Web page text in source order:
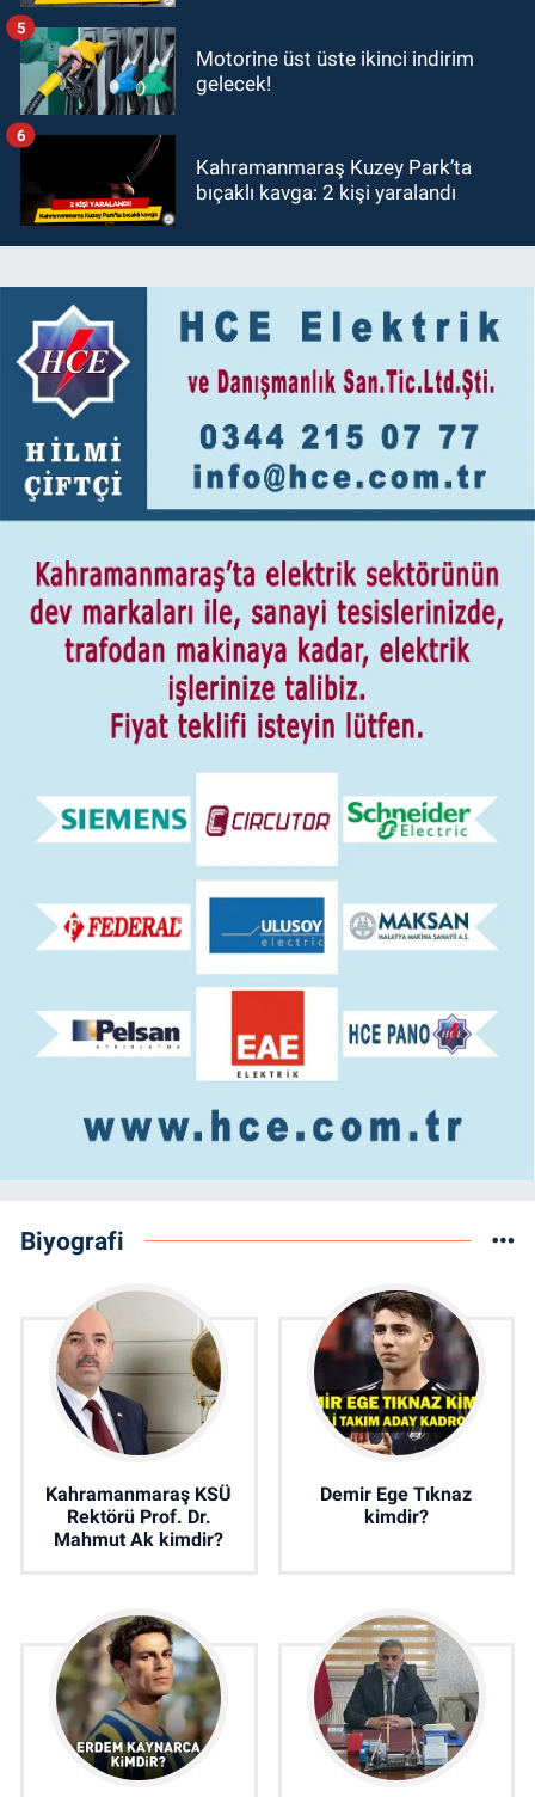
Motorine üst üste ikinci indirim
gelecek!
5
Kahramanmaraş Kuzey Park’ta
bıçaklı kavga: 2 kişi yaralandı
6
Biyografi
Kahramanmaraş KSÜ
Rektörü Prof. Dr.
Mahmut Ak kimdir?
Demir Ege Tıknaz
kimdir?